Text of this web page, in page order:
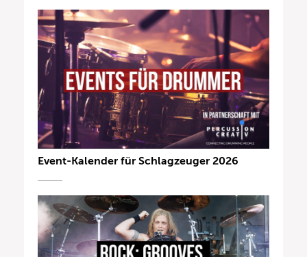
Event-Kalender für Schlagzeuger 2026